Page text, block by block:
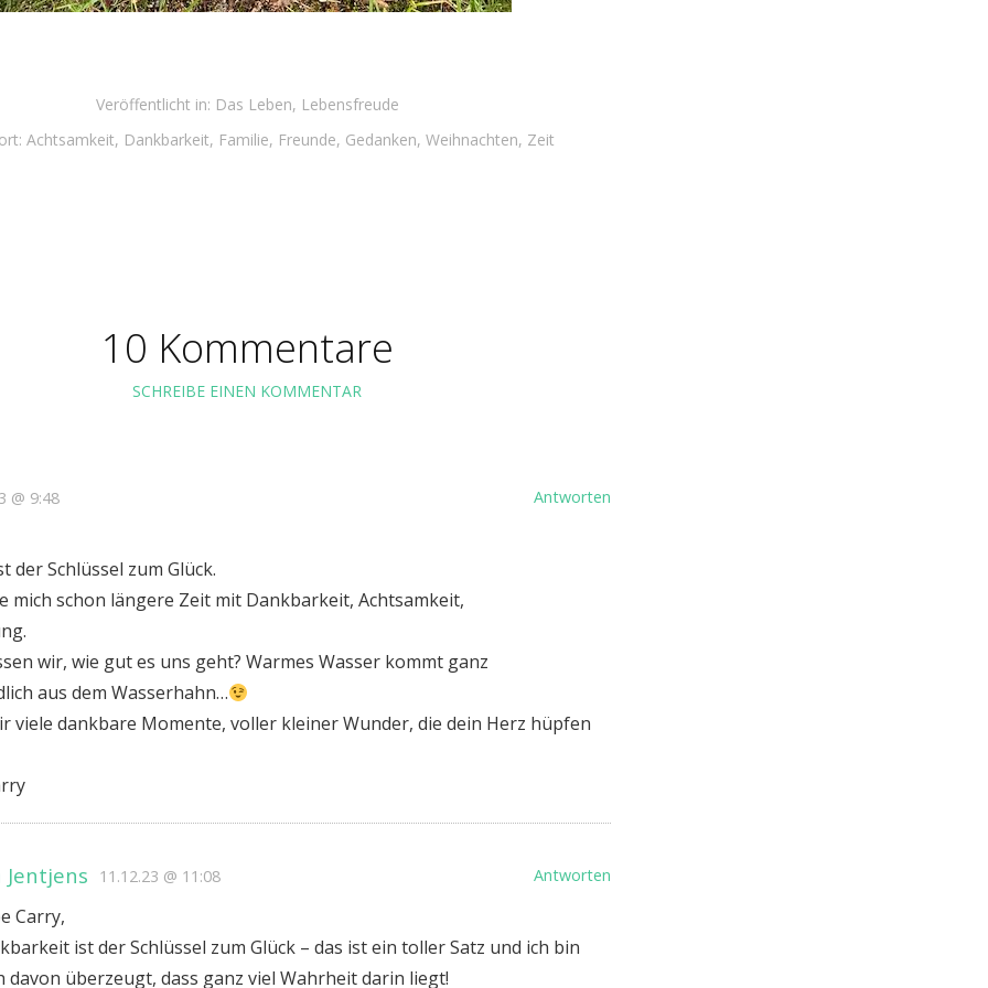
Veröffentlicht in: Das Leben, Lebensfreude
Achtsamkeit, Dankbarkeit, Familie, Freunde, Gedanken, Weihnachten, Zeit
10 Kommentare
SCHREIBE EINEN KOMMENTAR
Antworten
@ 9:48
der Schlüssel zum Glück.
mich schon längere Zeit mit Dankbarkeit, Achtsamkeit,
wir, wie gut es uns geht? Warmes Wasser kommt ganz
aus dem Wasserhahn…
viele dankbare Momente, voller kleiner Wunder, die dein Herz hüpfen
Jentjens Antworten
11.12.23 @ 11:08
Carry,
ist der Schlüssel zum Glück – das ist ein toller Satz und ich bin
davon überzeugt, dass ganz viel Wahrheit darin liegt!